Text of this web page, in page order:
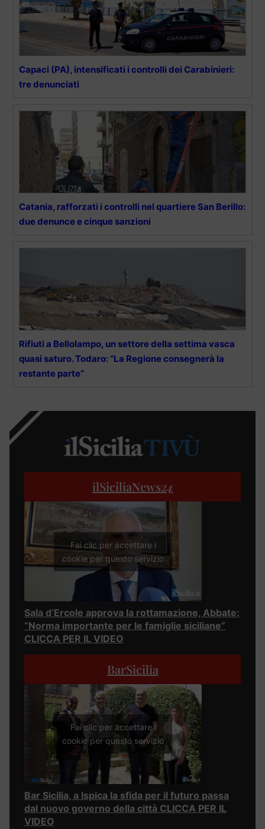
Capaci (PA), intensificati i controlli dei Carabinieri:
tre denunciati
Catania, rafforzati i controlli nel quartiere San Berillo:
due denunce e cinque sanzioni
Rifiuti a Bellolampo, un settore della settima vasca
quasi saturo. Todaro: “La Regione consegnerà la
restante parte”
ilSiciliaNews24
Fai clic per accettare i
cookie per questo servizio
Sala d’Ercole approva la rottamazione, Abbate:
“Norma importante per le famiglie siciliane”
CLICCA PER IL VIDEO
BarSicilia
Fai clic per accettare i
cookie per questo servizio
Bar Sicilia, a Ispica la sfida per il futuro passa
dal nuovo governo della città CLICCA PER IL
VIDEO